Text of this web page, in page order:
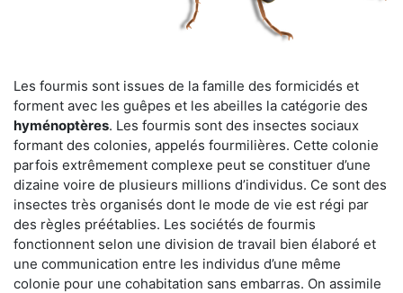
Les fourmis sont issues de la famille des formicidés et
forment avec les guêpes et les abeilles la catégorie des
hyménoptères. Les fourmis sont des insectes sociaux
formant des colonies, appelés fourmilières. Cette colonie
parfois extrêmement complexe peut se constituer d’une
dizaine voire de plusieurs millions d’individus. Ce sont des
insectes très organisés dont le mode de vie est régi par
des règles préétablies. Les sociétés de fourmis
fonctionnent selon une division de travail bien élaboré et
une communication entre les individus d’une même
colonie pour une cohabitation sans embarras. On assimile